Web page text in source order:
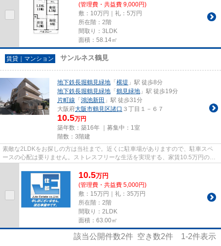
(管理費・共益費 9,000円)
敷：10万円｜礼：5万円
所在階：2階
間取り：3LDK
面積：58.14㎡
賃貸｜マンション サンルネス鶴見
地下鉄長堀鶴見緑地 「 横堤 」駅 徒歩8分
地下鉄長堀鶴見緑地 「 鶴見緑地 」駅 徒歩19分
片町線 「 鴻池新田 」駅 徒歩31分
大阪府大阪市鶴見区諸口 ３丁目１－６７
10.5万円
築年数：築16年 ｜募集中： 1室
階数：3階建
素敵な2LDKをお探しの方は当社まで。近くに駐車場がありますので、駐車スペ
ースの心配は要りません。ストレスフリーな生活を実現する、家賃10.5万円のお
10.5万円
(管理費・共益費 5,000円)
敷：15万円｜礼：35万円
所在階：2階
間取り：2LDK
面積：63.00㎡
該当公開件数2件 空き数2件 1-2件表示